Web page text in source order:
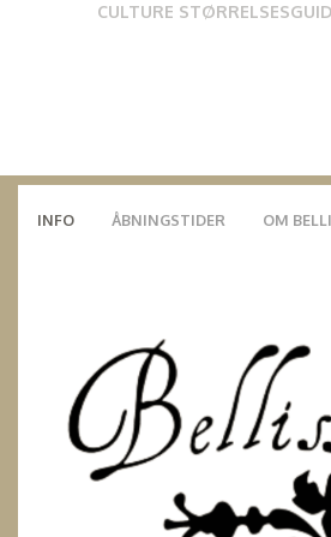
CULTURE
INFO ÅBNINGSTIDER OM